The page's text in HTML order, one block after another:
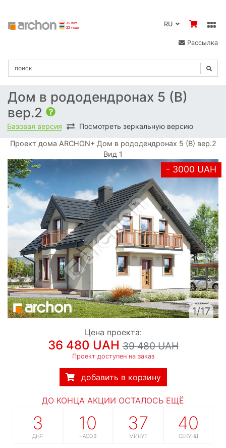
Рассылка
Дом в рододендронах 5 (В)
вер.2
Базовая версия Посмотреть зеркальную версию
Проект дома ARCHON+ Дом в рододендронах 5 (В) вер.2
Вид 1
- 3000 UAH
1/17
Цена проекта:
36 480 UAH39 480 UAH
Проект доступен на заказ
добавить в корзину
ДО КОНЦА АКЦИИ ОСТАЛОСЬ ЕЩЁ
3
ДНЯ
10
ЧАСОВ
37
МИНУТ
39
СЕКУНД